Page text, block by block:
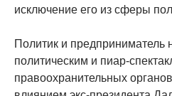
исключение его из сферы
Политик и предприниматель
политическим и пиар-
правоохранительных